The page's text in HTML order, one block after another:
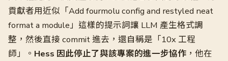
貢獻者用近似「Add fourmolu config and restyled neat
format a module」這樣的提示詞讓 LLM 產生格式調
整，然後直接 commit 進去，還自稱是「10x 工程
師」。 Hess 因此停止了與該專案的進一步協作 ，他在